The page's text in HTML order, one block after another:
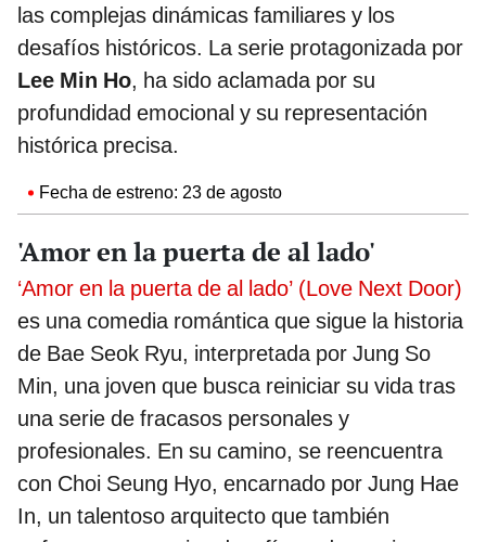
las complejas dinámicas familiares y los
desafíos históricos. La serie protagonizada por
Lee Min Ho, ha sido aclamada por su
profundidad emocional y su representación
histórica precisa.
Fecha de estreno: 23 de agosto
'Amor en la puerta de al lado'
‘Amor en la puerta de al lado’ (Love Next Door)
es una comedia romántica que sigue la historia
de Bae Seok Ryu, interpretada por Jung So
Min, una joven que busca reiniciar su vida tras
una serie de fracasos personales y
profesionales. En su camino, se reencuentra
con Choi Seung Hyo, encarnado por Jung Hae
In, un talentoso arquitecto que también